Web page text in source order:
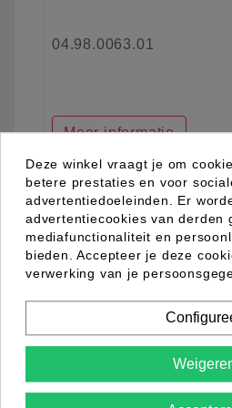
04.98.0063.01
Meer informatie
Deze winkel vraagt je om
betere prestaties en voor
advertentiedoeleinden. Er
advertentiecookies van derden
mediafunctionaliteit en
bieden. Accepteer je deze
verwerking van je